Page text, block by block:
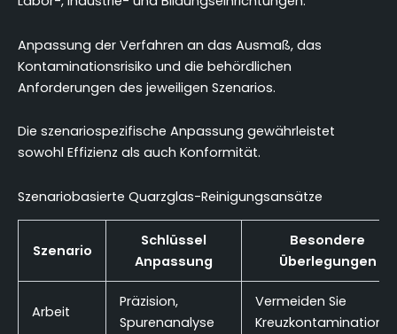
Anpassung der Verfahren an das Ausmaß, das
Kontaminationsrisiko und die behördlichen
Anforderungen des jeweiligen Szenarios.
Die szenariospezifische Anpassung gewährleistet
sowohl Effizienz als auch Konformität.
Szenariobasierte Quarzglas-Reinigungsansätze
Szenario
Schlüssel
Anpassung
Besondere
Überlegungen
Arbeit
Präzision,
Spurenanalyse
Vermeiden Sie